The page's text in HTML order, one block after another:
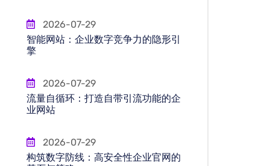
2026-07-29
智能网站：企业数字竞争力的隐形引
擎
2026-07-29
流量自循环：打造自带引流功能的企
业网站
2026-07-29
构筑数字防线：高安全性企业官网的